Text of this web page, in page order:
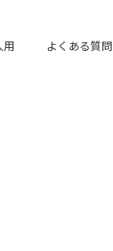
用 よくある質問